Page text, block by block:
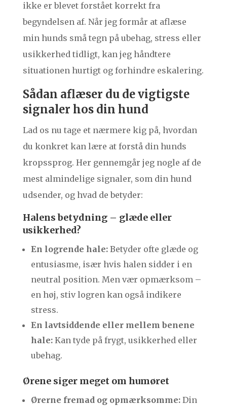
ikke er blevet forstået korrekt fra
begyndelsen af. Når jeg formår at aflæse
min hunds små tegn på ubehag, stress eller
usikkerhed tidligt, kan jeg håndtere
situationen hurtigt og forhindre eskalering.
Sådan aflæser du de vigtigste
signaler hos din hund
Lad os nu tage et nærmere kig på, hvordan
du konkret kan lære at forstå din hunds
kropssprog. Her gennemgår jeg nogle af de
mest almindelige signaler, som din hund
udsender, og hvad de betyder:
Halens betydning – glæde eller
usikkerhed?
En logrende hale:Betyder ofte glæde og
entusiasme, især hvis halen sidder i en
neutral position. Men vær opmærksom –
en høj, stiv logren kan også indikere
stress.
En lavtsiddende eller mellem benene
hale:Kan tyde på frygt, usikkerhed eller
ubehag.
Ørene siger meget om humøret
Ørerne fremad og opmærksomme:Din